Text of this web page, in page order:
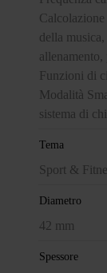
della
Funzioni di
Modalità
sistema di
Tema
Sport &
Diametro
42 mm
Spessore